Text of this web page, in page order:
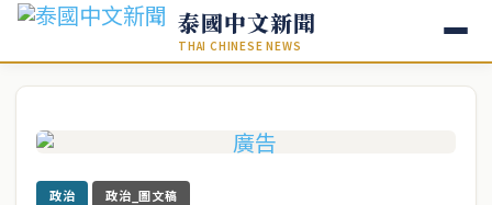
泰國中文新聞
THAI CHINESE NEWS
政治 政治_圖文稿